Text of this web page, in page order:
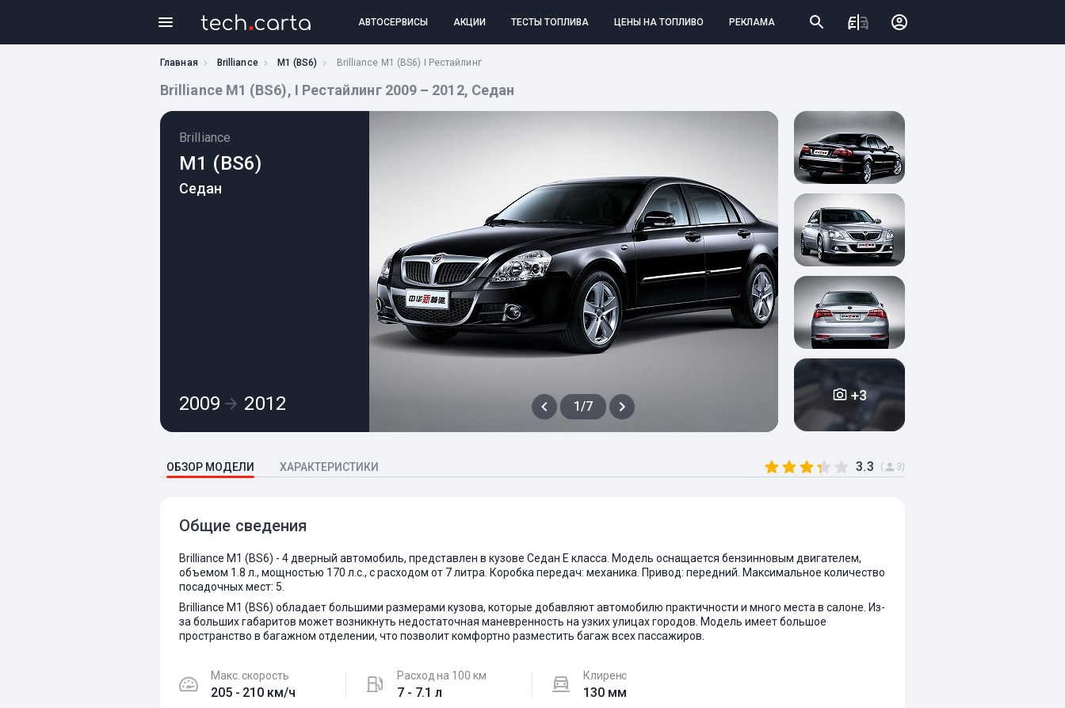
АВТОСЕРВИСЫ АКЦИИ ТЕСТЫ ТОПЛИВА ЦЕНЫ НА ТОПЛИВО РЕКЛАМА
Главная Brilliance M1 (BS6) Brilliance M1 (BS6) I Рестайлинг
Brilliance M1 (BS6), I Рестайлинг 2009 – 2012, Седан
Brilliance
M1 (BS6)
Седан
2009 2012 1/7
+3
ОБЗОР МОДЕЛИ ХАРАКТЕРИСТИКИ 3.3 ( 3)
Общие сведения
Brilliance M1 (BS6) - 4 дверный автомобиль, представлен в кузове Седан E класса. Модель оснащается бензинновым двигателем,
объемом 1.8 л., мощностью 170 л.с., с расходом от 7 литра. Коробка передач: механика. Привод: передний. Максимальное количество
посадочных мест: 5.
Brilliance M1 (BS6) обладает большими размерами кузова, которые добавляют автомобилю практичности и много места в салоне. Из-
за больших габаритов может возникнуть недостаточная маневренность на узких улицах городов. Модель имеет большое
пространство в багажном отделении, что позволит комфортно разместить багаж всех пассажиров.
Макс. скорость
205 - 210 км/ч
Расход на 100 км
7 - 7.1 л
Клиренс
130 мм